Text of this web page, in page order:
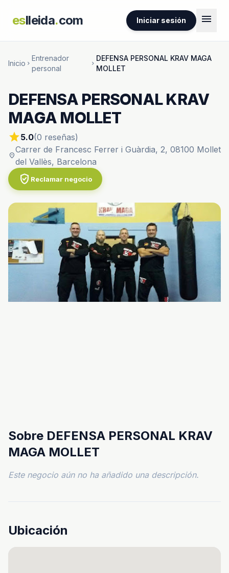
eslleida.com Iniciar sesión menu
Inicio chevron_right
Entrenador
personal
chevron_right
DEFENSA PERSONAL KRAV MAGA
MOLLET
DEFENSA PERSONAL KRAV
MAGA MOLLET
star5.0(0 reseñas)
location_on
Carrer de Francesc Ferrer i Guàrdia, 2, 08100 Mollet
del Vallès, Barcelona
verified_user Reclamar negocio
Sobre DEFENSA PERSONAL KRAV
MAGA MOLLET
Este negocio aún no ha añadido una descripción.
Ubicación